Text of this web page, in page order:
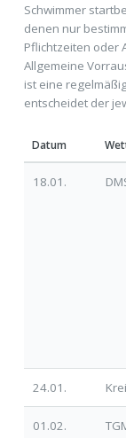
Schwimmer
denen nur
Pflichtzeiten oder
Allgemeine
ist eine
entscheidet der
Datum
18.01.
24.01.
01.02.